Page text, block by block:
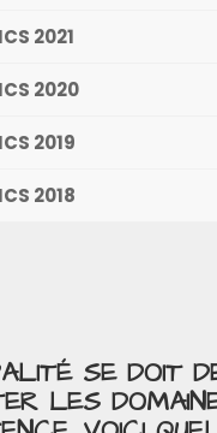
2021
2020
2019
2018
SE DOIT
LES